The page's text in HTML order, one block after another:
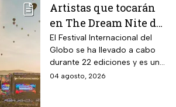
Artistas que tocarán
en The Dream Nite del
Festival
Internacional del
Globo 2026
El Festival Internacional del
Globo se ha llevado a cabo
durante 22 ediciones y es uno
de los espectáculos masivos
04 agosto, 2026